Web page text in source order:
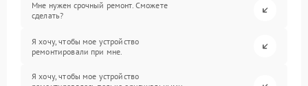
Мне нужен срочный ремонт. Сможете
сделать?
Я хочу, чтобы мое устройство
ремонтировали при мне.
Я хочу, чтобы мое устройство